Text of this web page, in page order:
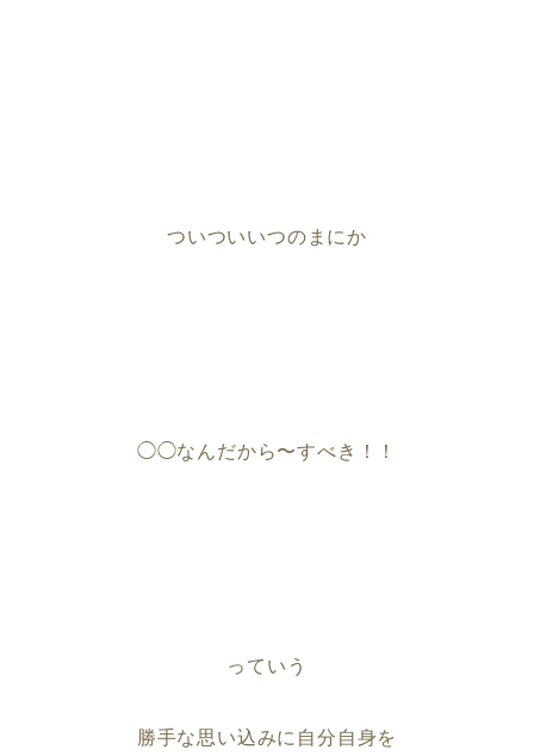
ついついいつのまにか
◯◯なんだから〜すべき！！
っていう
勝手な思い込みに自分自身を